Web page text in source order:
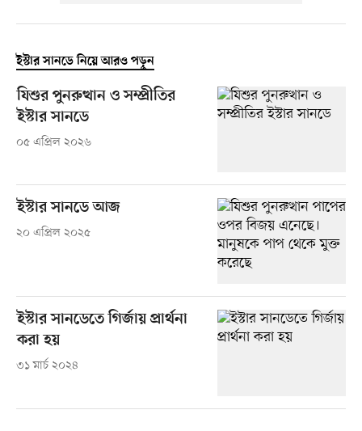
ইস্টার সানডে নিয়ে আরও পড়ুন
যিশুর পুনরুত্থান ও সম্প্রীতির
ইস্টার সানডে
০৫ এপ্রিল ২০২৬
ইস্টার সানডে আজ
২০ এপ্রিল ২০২৫
ইস্টার সানডেতে গির্জায় প্রার্থনা
করা হয়
৩১ মার্চ ২০২৪